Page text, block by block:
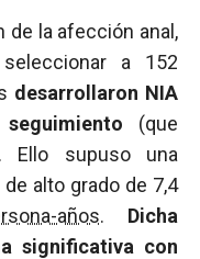
de la afección anal,
a 152
desarrollaron NIA
(que
Ello supuso una
alto grado de 7,4
años. Dicha
significativa con